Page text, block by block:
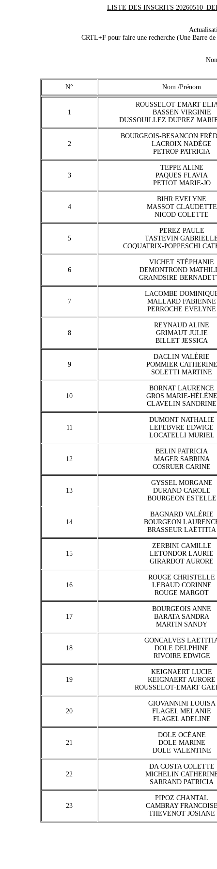
LISTE DES INSCRITS
CRTL+F pour faire une recherche (Une Barre
N° Nom /Prénom
1
ROUSSELOT-EMART
BASSEN VIRGINIE
DUSSOUILLEZ DUPREZ
2
BOURGEOIS-BESANCON
LACROIX NADÈGE
PETROP PATRICIA
3
TEPPE ALINE
PAQUES FLAVIA
PETIOT MARIE-JO
4
BIHR EVELYNE
MASSOT CLAUDETTE
NICOD COLETTE
5
PEREZ PAULE
TASTEVIN
COQUATRIX-POPPESCHI
6
VICHET STÉPHANIE
DEMONTROND
GRANDSIRE
7
LACOMBE
MALLARD FABIENNE
PERROCHE EVELYNE
8
REYNAUD ALINE
GRIMAUT JULIE
BILLET JESSICA
9
DACLIN VALÉRIE
POMMIER CATHERINE
SOLETTI MARTINE
10
BORNAT LAURENCE
GROS MARIE-HÉLÈNE
CLAVELIN SANDRINE
11
DUMONT NATHALIE
LEFEBVRE EDWIGE
LOCATELLI MURIEL
12
BELIN PATRICIA
MAGER SABRINA
COSRUER CARINE
13
GYSSEL MORGANE
DURAND CAROLE
BOURGEON ESTELLE
14
BAGNARD VALÉRIE
BOURGEON
BRASSEUR LAËTITIA
15
ZERBINI CAMILLE
LETONDOR LAURIE
GIRARDOT AURORE
16
ROUGE CHRISTELLE
LEBAUD CORINNE
ROUGE MARGOT
17
BOURGEOIS ANNE
BARATA SANDRA
MARTIN SANDY
18
GONCALVES
DOLE DELPHINE
RIVOIRE EDWIGE
19
KEIGNAERT LUCIE
KEIGNAERT AURORE
ROUSSELOT-EMART
20
GIOVANNINI LOUISA
FLAGEL MELANIE
FLAGEL ADELINE
21
DOLE OCÉANE
DOLE MARINE
DOLE VALENTINE
22
DA COSTA COLETTE
MICHELIN
SARRAND PATRICIA
23
PIPOZ CHANTAL
CAMBRAY
THEVENOT JOSIANE